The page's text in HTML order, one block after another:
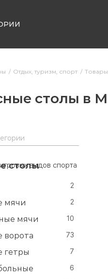
Отдых, туризм, спорт
столы в
видов спорта
столы
2
мячи 2
мячи 10
ворота 73
гетры 7
6
Компании Статьи